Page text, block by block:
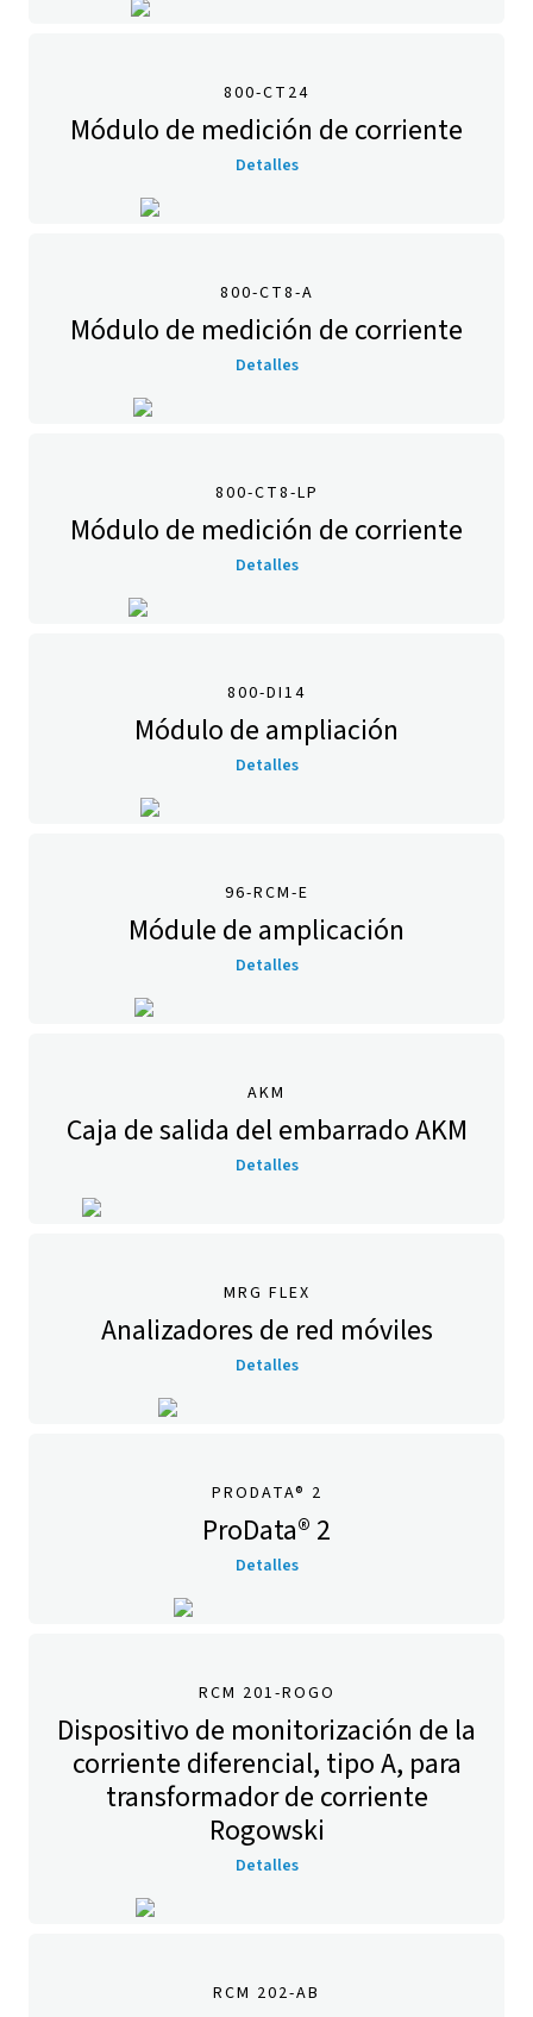
800-CT24
Módulo de medición de corriente
Detalles
800-CT8-A
Módulo de medición de corriente
Detalles
800-CT8-LP
Módulo de medición de corriente
Detalles
800-DI14
Módulo de ampliación
Detalles
96-RCM-E
Módule de amplicación
Detalles
AKM
Caja de salida del embarrado AKM
Detalles
MRG FLEX
Analizadores de red móviles
Detalles
PRODATA® 2
ProData® 2
Detalles
RCM 201-ROGO
Dispositivo de monitorización de la
corriente diferencial, tipo A, para
transformador de corriente
Rogowski
Detalles
RCM 202-AB